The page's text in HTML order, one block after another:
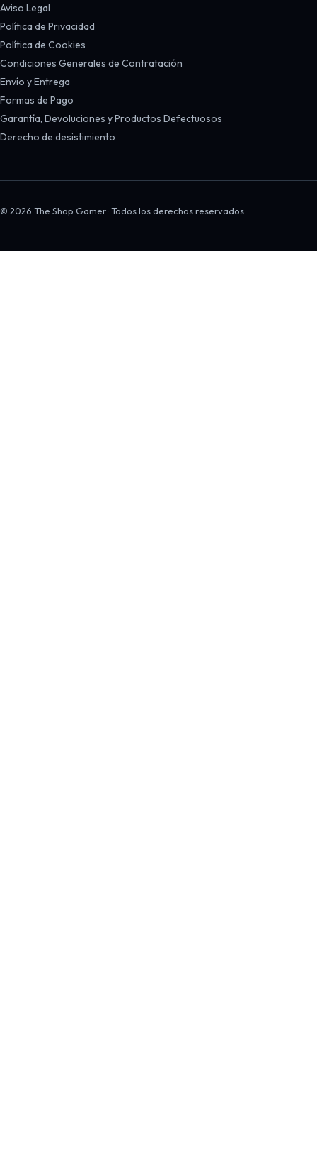
Aviso Legal
Política de Privacidad
Política de Cookies
Condiciones Generales de Contratación
Envío y Entrega
Formas de Pago
Garantía, Devoluciones y Productos Defectuosos
Derecho de desistimiento
© 2026 The Shop Gamer · Todos los derechos reservados